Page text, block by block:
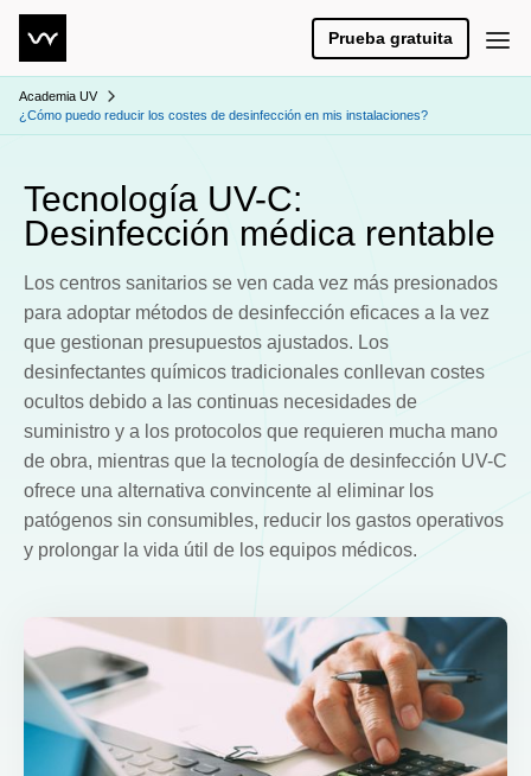
Prueba gratuita
Academia UV
¿Cómo puedo reducir los costes de desinfección en mis instalaciones?
Tecnología UV-C:
Desinfección médica rentable
Los centros sanitarios se ven cada vez más presionados
para adoptar métodos de desinfección eficaces a la vez
que gestionan presupuestos ajustados. Los
desinfectantes químicos tradicionales conllevan costes
ocultos debido a las continuas necesidades de
suministro y a los protocolos que requieren mucha mano
de obra, mientras que la tecnología de desinfección UV-C
ofrece una alternativa convincente al eliminar los
patógenos sin consumibles, reducir los gastos operativos
y prolongar la vida útil de los equipos médicos.